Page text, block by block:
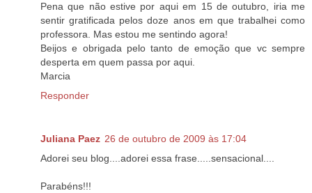
Pena que não estive por aqui em 15 de outubro, iria me
sentir gratificada pelos doze anos em que trabalhei como
professora. Mas estou me sentindo agora!
Beijos e obrigada pelo tanto de emoção que vc sempre
desperta em quem passa por aqui.
Marcia
Responder
Juliana Paez 26 de outubro de 2009 às 17:04
Adorei seu blog....adorei essa frase.....sensacional....
Parabéns!!!